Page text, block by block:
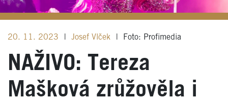
20. 11. 2023 Josef Vlček Foto: Profimedia
NAŽIVO: Tereza
Mašková zrůžověla i